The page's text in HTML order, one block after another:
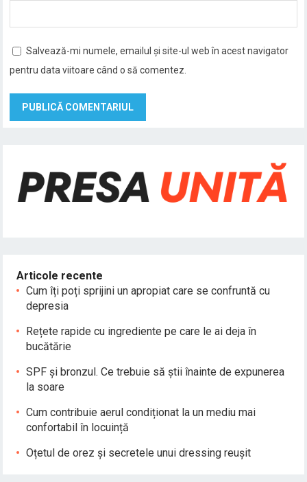
Salvează-mi numele, emailul și site-ul web în acest navigator
pentru data viitoare când o să comentez.
Articole recente
Cum îți poți sprijini un apropiat care se confruntă cu
depresia
Rețete rapide cu ingrediente pe care le ai deja în
bucătărie
SPF și bronzul. Ce trebuie să știi înainte de expunerea
la soare
Cum contribuie aerul condiționat la un mediu mai
confortabil în locuință
Oțetul de orez și secretele unui dressing reușit